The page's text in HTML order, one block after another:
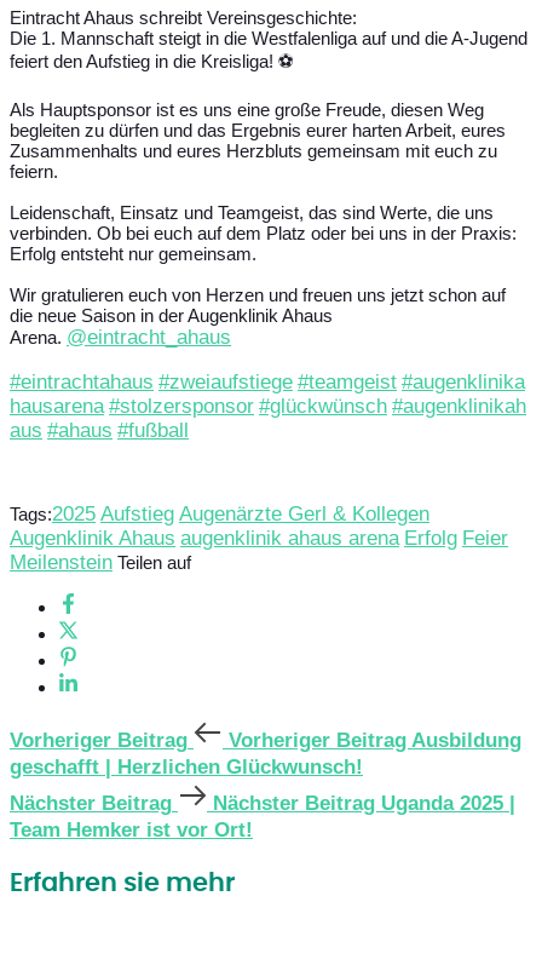
Eintracht Ahaus schreibt Vereinsgeschichte:
Die 1. Mannschaft steigt in die Westfalenliga auf und die A-Jugend
feiert den Aufstieg in die Kreisliga! ⚽️
Als Hauptsponsor ist es uns eine große Freude, diesen Weg
begleiten zu dürfen und das Ergebnis eurer harten Arbeit, eures
Zusammenhalts und eures Herzbluts gemeinsam mit euch zu
feiern.
Leidenschaft, Einsatz und Teamgeist, das sind Werte, die uns
verbinden. Ob bei euch auf dem Platz oder bei uns in der Praxis:
Erfolg entsteht nur gemeinsam.
Wir gratulieren euch von Herzen und freuen uns jetzt schon auf
die neue Saison in der Augenklinik Ahaus
Arena. @eintracht_ahaus
#eintrachtahaus #zweiaufstiege #teamgeist #augenklinika
hausarena #stolzersponsor #glückwünsch #augenklinikah
aus #ahaus #fußball
Tags:2025 Aufstieg Augenärzte Gerl & Kollegen
Augenklinik Ahaus augenklinik ahaus arena Erfolg Feier
Meilenstein Teilen auf
Vorheriger Beitrag Vorheriger Beitrag Ausbildung
geschafft | Herzlichen Glückwunsch!
Nächster Beitrag
Nächster Beitrag Uganda 2025 |
Team Hemker ist vor Ort!
Erfahren sie mehr